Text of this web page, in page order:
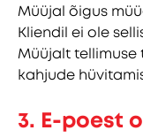
Müüjal õigus
Kliendil ei ole
Müüjalt
kahjude
3. E-poest